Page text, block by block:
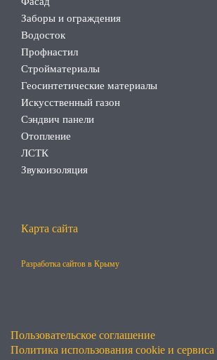
Заборы и ограждения
Водосток
Профнастил
Стройматериалы
Геосинтетические материалы
Искусственный газон
Сэндвич панели
Отопление
ЛСТК
Звукоизоляция
Карта сайта
Разработка сайтов в Крыму
Пользовательское соглашение
Политика использования cookie и